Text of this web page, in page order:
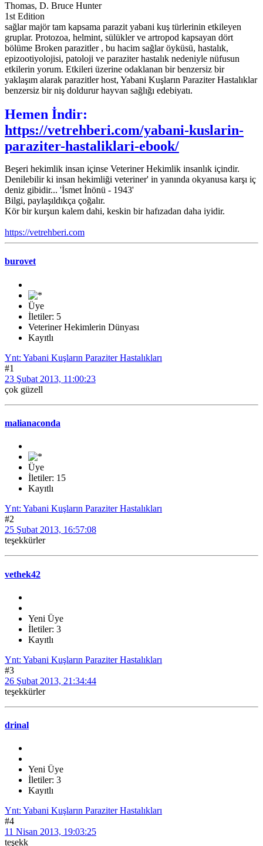
Thomas, D. Bruce Hunter
1st Edition
sağlar majör tam kapsama parazit yabani kuş türlerinin etkileyen
gruplar. Protozoa, helmint, sülükler ve artropod kapsayan dört
bölüme Broken parazitler , bu hacim sağlar öyküsü, hastalık,
epizootiyolojisi, patoloji ve paraziter hastalık nedeniyle nüfusun
etkilerin yorum. Etkileri üzerine odaklanan bir benzersiz bir
yaklaşım alarak parazitler host, Yabani Kuşların Paraziter Hastalıklar
benzersiz bir niş doldurur hayvan sağlığı edebiyatı.
Hemen İndir:
https://vetrehberi.com/yabani-kuslarin-
paraziter-hastaliklari-ebook/
Beşeri hekimlik insan içinse Veteriner Hekimlik insanlık içindir.
Denilebilir ki insan hekimliği veteriner' in yanında okyanusa karşı iç
deniz gibidir... 'İsmet İnönü - 1943'
Bilgi, paylaşıldıkça çoğalır.
Kör bir kurşun kalem dahi, keskin bir hafızadan daha iyidir.
https://vetrehberi.com
burovet
Üye
İletiler: 5
Veteriner Hekimlerin Dünyası
Kayıtlı
Ynt: Yabani Kuşların Paraziter Hastalıkları
#1
23 Şubat 2013, 11:00:23
çok güzell
malianaconda
Üye
İletiler: 15
Kayıtlı
Ynt: Yabani Kuşların Paraziter Hastalıkları
#2
25 Şubat 2013, 16:57:08
teşekkürler
vethek42
Yeni Üye
İletiler: 3
Kayıtlı
Ynt: Yabani Kuşların Paraziter Hastalıkları
#3
26 Şubat 2013, 21:34:44
teşekkürler
drinal
Yeni Üye
İletiler: 3
Kayıtlı
Ynt: Yabani Kuşların Paraziter Hastalıkları
#4
11 Nisan 2013, 19:03:25
teşekk